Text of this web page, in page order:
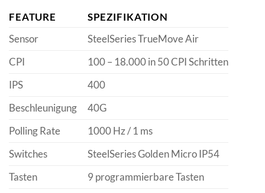
FEATURE
SPEZIFIKATION
Sensor
SteelSeries TrueMove Air
CPI
100 – 18.000 in 50 CPI Schritten
IPS
400
Beschleunigung
40G
Polling Rate
1000 Hz / 1 ms
Switches
SteelSeries Golden Micro IP54
Tasten
9 programmierbare Tasten